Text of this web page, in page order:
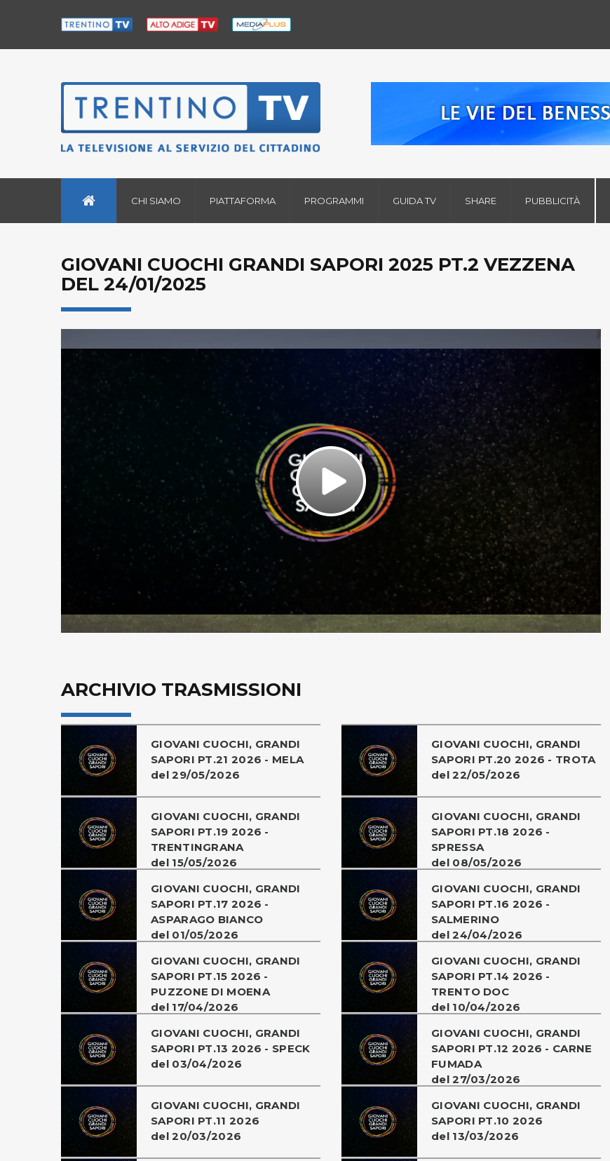
CHI SIAMO PIATTAFORMA PROGRAMMI GUIDA TV SHARE PUBBLICITÀ
GIOVANI CUOCHI GRANDI SAPORI 2025 PT.2 VEZZENA
DEL 24/01/2025
Play
Video
ARCHIVIO TRASMISSIONI
GIOVANI CUOCHI, GRANDI
SAPORI PT.21 2026 - MELA
del 29/05/2026
GIOVANI CUOCHI, GRANDI
SAPORI PT.20 2026 - TROTA
del 22/05/2026
GIOVANI CUOCHI, GRANDI
SAPORI PT.19 2026 -
TRENTINGRANA
del 15/05/2026
GIOVANI CUOCHI, GRANDI
SAPORI PT.18 2026 -
SPRESSA
del 08/05/2026
GIOVANI CUOCHI, GRANDI
SAPORI PT.17 2026 -
ASPARAGO BIANCO
del 01/05/2026
GIOVANI CUOCHI, GRANDI
SAPORI PT.16 2026 -
SALMERINO
del 24/04/2026
GIOVANI CUOCHI, GRANDI
SAPORI PT.15 2026 -
PUZZONE DI MOENA
del 17/04/2026
GIOVANI CUOCHI, GRANDI
SAPORI PT.14 2026 -
TRENTO DOC
del 10/04/2026
GIOVANI CUOCHI, GRANDI
SAPORI PT.13 2026 - SPECK
del 03/04/2026
GIOVANI CUOCHI, GRANDI
SAPORI PT.12 2026 - CARNE
FUMADA
del 27/03/2026
GIOVANI CUOCHI, GRANDI
SAPORI PT.11 2026
del 20/03/2026
GIOVANI CUOCHI, GRANDI
SAPORI PT.10 2026
del 13/03/2026